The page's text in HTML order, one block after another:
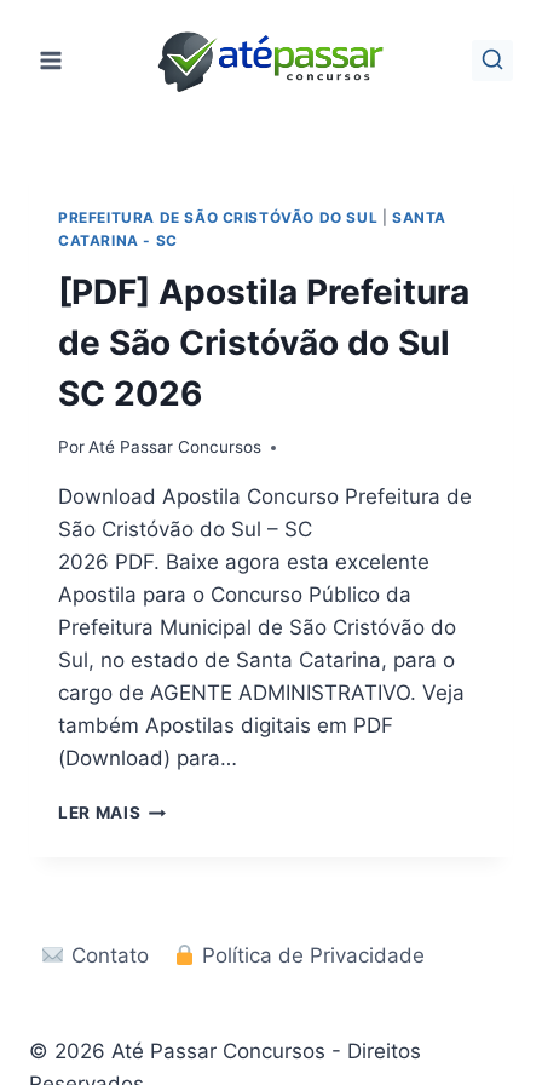
para
PREFEITURA DE SÃO CRISTÓVÃO DO SUL |SANTA
CATARINA - SC
[PDF] Apostila Prefeitura
de São Cristóvão do Sul
SC 2026
PorAté Passar Concursos
Download Apostila Concurso Prefeitura de
São Cristóvão do Sul – SC
2026 PDF. Baixe agora esta excelente
Apostila para o Concurso Público da
Prefeitura Municipal de São Cristóvão do
Sul, no estado de Santa Catarina, para o
cargo de AGENTE ADMINISTRATIVO. Veja
também Apostilas digitais em PDF
(Download) para…
LER MAIS [PDF]
DO
Contato Política de Privacidade
© 2026 Até Passar Concursos - Direitos